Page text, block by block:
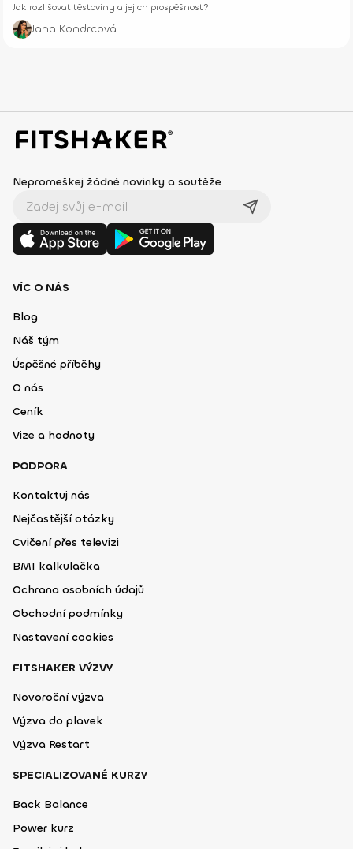
Jak rozlišovat těstoviny a jejich prospěšnost?
Jana Kondrcová
Nepromeškej žádné novinky a soutěže
VÍC O NÁS
Blog
Náš tým
Úspěšné příběhy
O nás
Ceník
Vize a hodnoty
PODPORA
Kontaktuj nás
Nejčastější otázky
Cvičení přes televizi
BMI kalkulačka
Ochrana osobních údajů
Obchodní podmínky
Nastavení cookies
FITSHAKER VÝZVY
Novoroční výzva
Výzva do plavek
Výzva Restart
SPECIALIZOVANÉ KURZY
Back Balance
Power kurz